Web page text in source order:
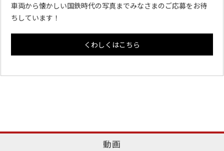
車両から懐かしい国鉄時代の写真までみなさまのご応募をお待
ちしています！
くわしくはこちら
動画